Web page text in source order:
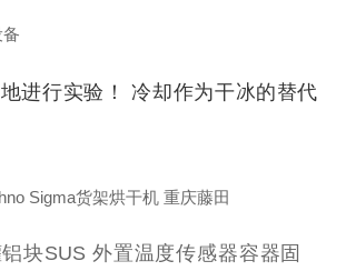
进行实验！ 冷却作为干冰的替代
块SUS 外置温度传感器容器固